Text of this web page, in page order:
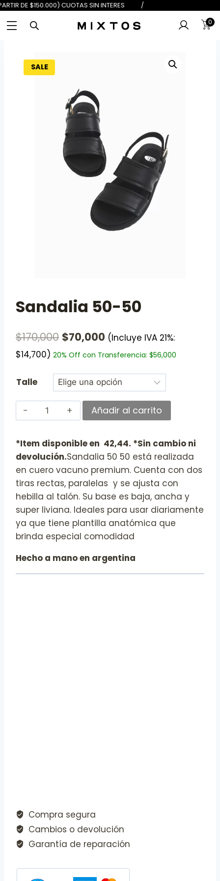
6 (A PARTIR DE
0
SALE
Sandalia 50-50
$170,000 $70,000 (Incluye IVA 21%:
$14,700) 20% Off con Transferencia: $56,000
Talle
Añadir al carrito
*Item disponible en 42,44. *Sin cambio ni
devolución.Sandalia 50 50 está realizada
en cuero vacuno premium. Cuenta con dos
tiras rectas, paralelas y se ajusta con
hebilla al talón. Su base es baja, ancha y
super liviana. Ideales para usar diariamente
ya que tiene plantilla anatómica que
brinda especial comodidad
Hecho a mano en argentina
Compra segura
Cambios o devolución
Garantía de reparación